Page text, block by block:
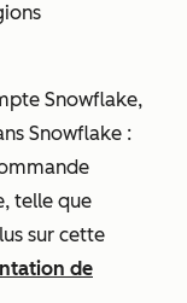
Snowflake,
Snowflake :
telle que
sur cette
de